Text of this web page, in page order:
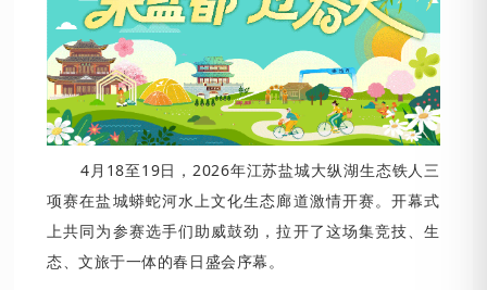
4月18至19日，2026年江苏盐城大纵湖生态铁人三
项赛在盐城蟒蛇河水上文化生态廊道激情开赛。开幕式
上共同为参赛选手们助威鼓劲，拉开了这场集竞技、生
态、文旅于一体的春日盛会序幕。